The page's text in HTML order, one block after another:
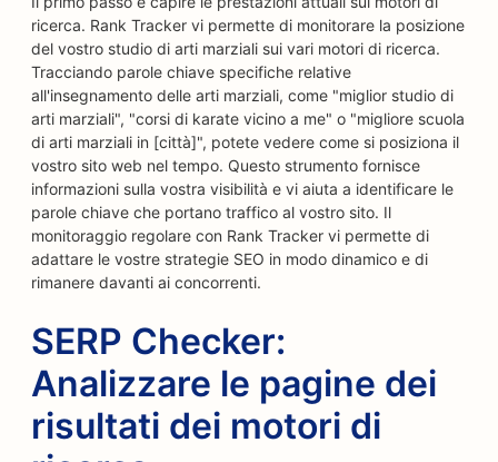
ricerca. Rank Tracker vi permette di monitorare la posizione
del vostro studio di arti marziali sui vari motori di ricerca.
Tracciando parole chiave specifiche relative
all'insegnamento delle arti marziali, come "miglior studio di
arti marziali", "corsi di karate vicino a me" o "migliore scuola
di arti marziali in [città]", potete vedere come si posiziona il
vostro sito web nel tempo. Questo strumento fornisce
informazioni sulla vostra visibilità e vi aiuta a identificare le
parole chiave che portano traffico al vostro sito. Il
monitoraggio regolare con Rank Tracker vi permette di
adattare le vostre strategie SEO in modo dinamico e di
rimanere davanti ai concorrenti.
SERP Checker:
Analizzare le pagine dei
risultati dei motori di